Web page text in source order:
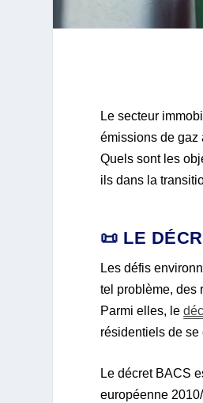
Le secteur
émissions de gaz
Quels sont les
ils dans la
📜 LE
Les défis
tel problème, des
Parmi elles, le
résidentiels de
Le décret BACS
européenne